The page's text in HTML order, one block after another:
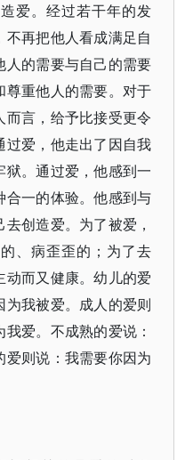
爱。经过若干年的发
再把他人看成满足自
人的需要与自己的需要
尊重他人的需要。对于
言，给予比接受更令
过爱，他走出了因自我
。通过爱，他感到一
一的体验。他感到与
创造爱。为了被爱，
、病歪歪的；为了去
而又健康。幼儿的爱
我被爱。成人的爱则
爱。不成熟的爱说：
则说：我需要你因为